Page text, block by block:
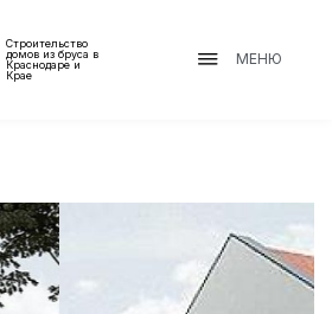
Строительство
домов из бруса в
Краснодаре и
Крае
МЕНЮ